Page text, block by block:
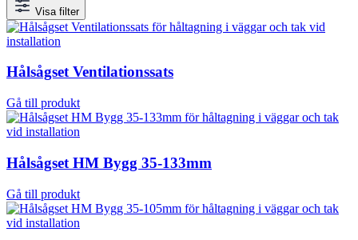
Visa filter
Hålsågset Ventilationssats
Gå till produkt
Hålsågset HM Bygg 35-133mm
Gå till produkt